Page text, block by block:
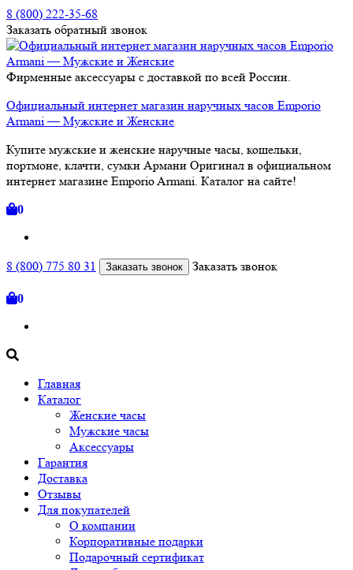
8 (800) 222-35-68
Заказать обратный звонок
Фирменные аксессуары с доставкой по всей России.
Официальный интернет магазин наручных часов Emporio
Armani — Мужские и Женские
Купите мужские и женские наручные часы, кошельки,
портмоне, клачти, сумки Армани Оригинал в официальном
интернет магазине Emporio Armani. Каталог на сайте!
0
8 (800) 775 80 31 Заказать звонок Заказать звонок
0
Главная
Каталог
Женские часы
Мужские часы
Аксессуары
Гарантия
Доставка
Отзывы
Для покупателей
О компании
Корпоративные подарки
Подарочный сертификат